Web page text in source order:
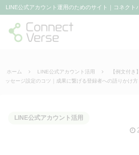
LINE公式アカウント運用のためのサイト｜コネクト
ホーム LINE公式アカウント活用
【例文付
ッセージ設定のコツ｜成果に繋げる登録者への語りかけ方
LINE公式アカウント活用